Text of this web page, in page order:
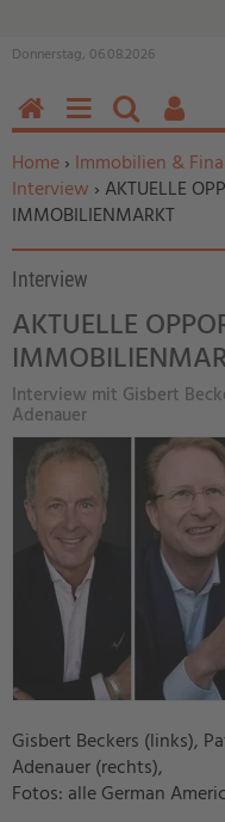
Donnerstag, 06.08.2026
Sie befinden sich hier:
Home› Immobilien &
Interview › AKTUELLE
IMMOBILIENMARKT
Interview
AKTUELLE
Interview mit Gisbert
Adenauer
Gisbert Beckers (links),
Adenauer (rechts),
Fotos: alle German
HOMEMENÜSUCHEN